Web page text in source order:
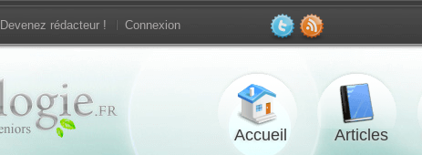
Devenez rédacteur ! Connexion
Accueil Articles